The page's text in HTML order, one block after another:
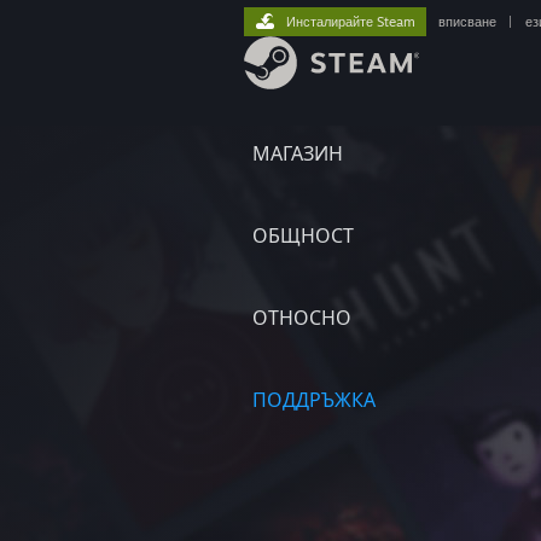
МАГАЗИН
ОБЩНОСТ
ОТНОСНО
ПОДДРЪЖКА
Инсталирайте Steam вписване